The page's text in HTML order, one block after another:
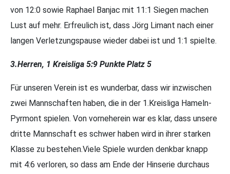
von 12:0 sowie Raphael Banjac mit 11:1 Siegen machen
Lust auf mehr. Erfreulich ist, dass Jörg Limant nach einer
langen Verletzungspause wieder dabei ist und 1:1 spielte.
3.Herren, 1 Kreisliga 5:9 Punkte Platz 5
Für unseren Verein ist es wunderbar, dass wir inzwischen
zwei Mannschaften haben, die in der 1.Kreisliga Hameln-
Pyrmont spielen. Von vorneherein war es klar, dass unsere
dritte Mannschaft es schwer haben wird in ihrer starken
Klasse zu bestehen.Viele Spiele wurden denkbar knapp
mit 4:6 verloren, so dass am Ende der Hinserie durchaus